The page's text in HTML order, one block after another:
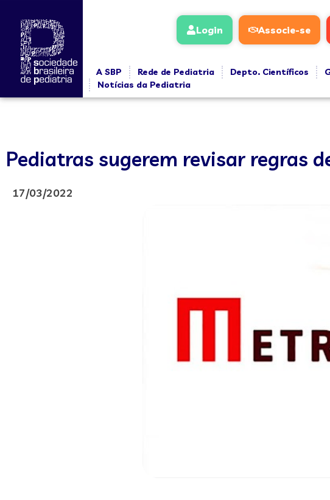
Login Associe-se
A SBP Rede de Pediatria Depto. Científicos
Notícias da Pediatria
Pediatras sugerem revisar regras
17/03/2022